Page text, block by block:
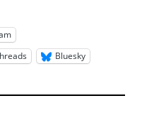
Bluesky